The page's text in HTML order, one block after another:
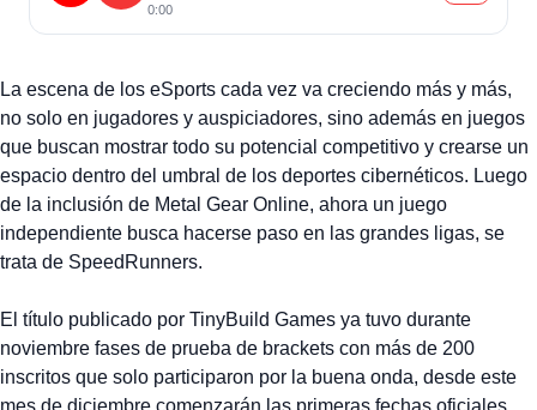
0:00
La escena de los eSports cada vez va creciendo más y más,
no solo en jugadores y auspiciadores, sino además en juegos
que buscan mostrar todo su potencial competitivo y crearse un
espacio dentro del umbral de los deportes cibernéticos. Luego
de la inclusión de Metal Gear Online, ahora un juego
independiente busca hacerse paso en las grandes ligas, se
trata de SpeedRunners.
El título publicado por TinyBuild Games ya tuvo durante
noviembre fases de prueba de brackets con más de 200
inscritos que solo participaron por la buena onda, desde este